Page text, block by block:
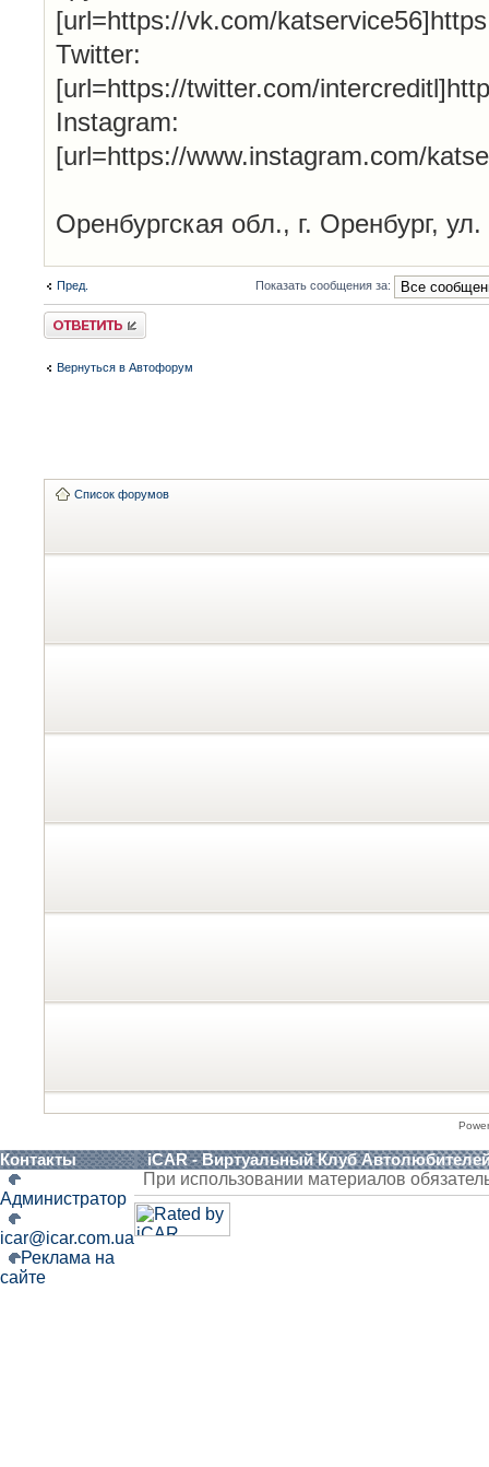
[url=https://vk.com/
Twitter:
[url=https://twitter.com/
Instagram:
[url=https://www.instagram.com/
Оренбургская обл., г. Оренбург,
Пред. Показать сообщения за:
Ответить
Вернуться в Автофорум
Список форумов
Контакты iCAR - Виртуальный Клуб
Администратор
icar@icar.com.ua
Реклама на
сайте
При использовании материалов